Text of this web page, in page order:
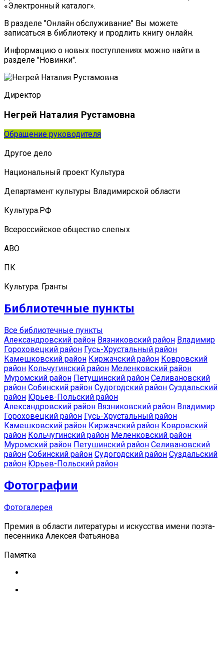
«Электронный каталог».
В разделе "Онлайн обслуживание" Вы можете
записаться в библиотеку и продлить книгу онлайн.
Информацию о новых поступлениях можно найти в
разделе "Новинки".
Директор
Негрей Наталия Рустамовна
Обращение руководителя
Другое дело
Национальный проект Культура
Департамент культуры Владимирской области
Культура.РФ
Всероссийское общество слепых
АВО
ПК
Культура. Гранты
Библиотечные пункты
Все библиотечные пункты
Александровский район Вязниковский район Владимир
Гороховецкий район Гусь-Хрустальный район
Камешковский район Киржачский район Ковровский
район Кольчугинский район Меленковский район
Муромский район Петушинский район Селивановский
район Собинский район Судогодский район Суздальский
район Юрьев-Польский район
Александровский район Вязниковский район Владимир
Гороховецкий район Гусь-Хрустальный район
Камешковский район Киржачский район Ковровский
район Кольчугинский район Меленковский район
Муромский район Петушинский район Селивановский
район Собинский район Судогодский район Суздальский
район Юрьев-Польский район
Фотографии
Фотогалерея
Премия в области литературы и искусства имени поэта-
песенника Алексея Фатьянова
Памятка